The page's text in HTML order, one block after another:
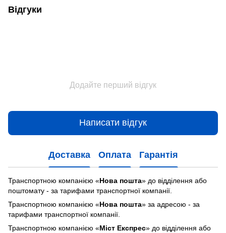
Відгуки
Додайте перший відгук
Написати відгук
Доставка Оплата Гарантія
Транспортною компанією «Нова пошта» до відділення або
поштомату - за тарифами транспортної компанії.
Транспортною компанією «Нова пошта» за адресою - за
тарифами транспортної компанії.
Транспортною компанією «Міст Експрес» до відділення або